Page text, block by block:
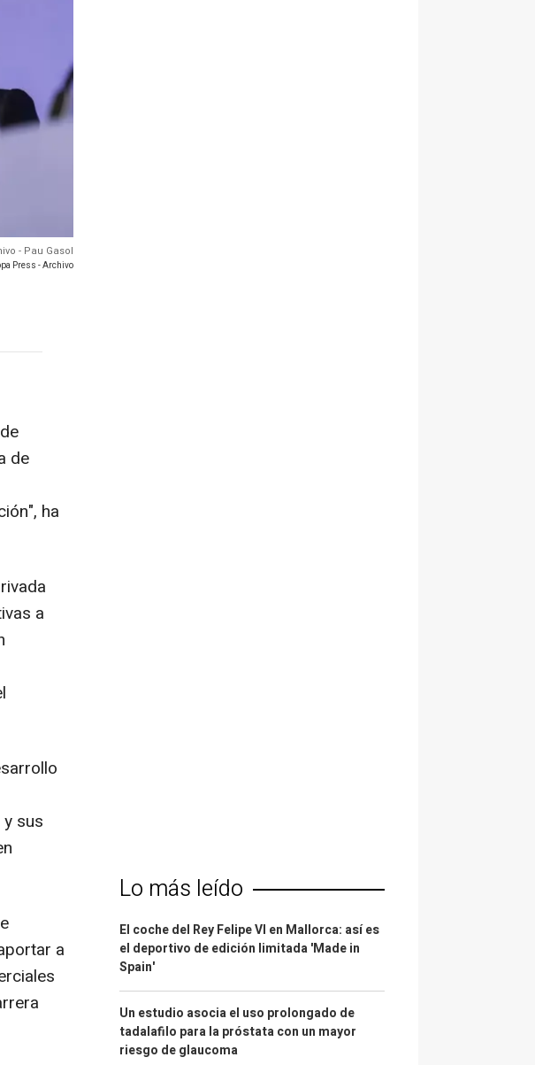
- Pau Gasol
Press - Archivo
de
ha
a
sus
a
Lo más leído
El coche del Rey Felipe VI en Mallorca: así es
el deportivo de edición limitada 'Made in
Spain'
Un estudio asocia el uso prolongado de
tadalafilo para la próstata con un mayor
riesgo de glaucoma